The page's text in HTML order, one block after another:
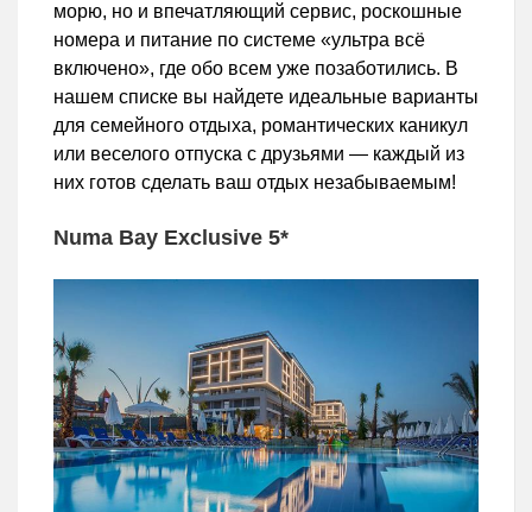
морю, но и впечатляющий сервис, роскошные
номера и питание по системе «ультра всё
включено», где обо всем уже позаботились. В
нашем списке вы найдете идеальные варианты
для семейного отдыха, романтических каникул
или веселого отпуска с друзьями — каждый из
них готов сделать ваш отдых незабываемым!
Numa Bay Exclusive 5*